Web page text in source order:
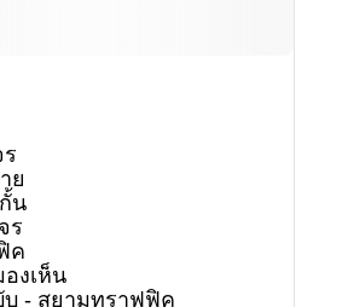
ย
น
ร
ค
งเห็น
- สยามทราฟฟิค